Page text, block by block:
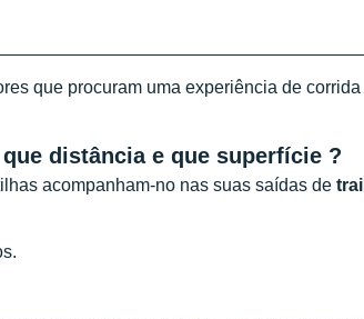
que procuram uma experiência de corrida
distância e que superfície ?
acompanham-no nas suas saídas de trail